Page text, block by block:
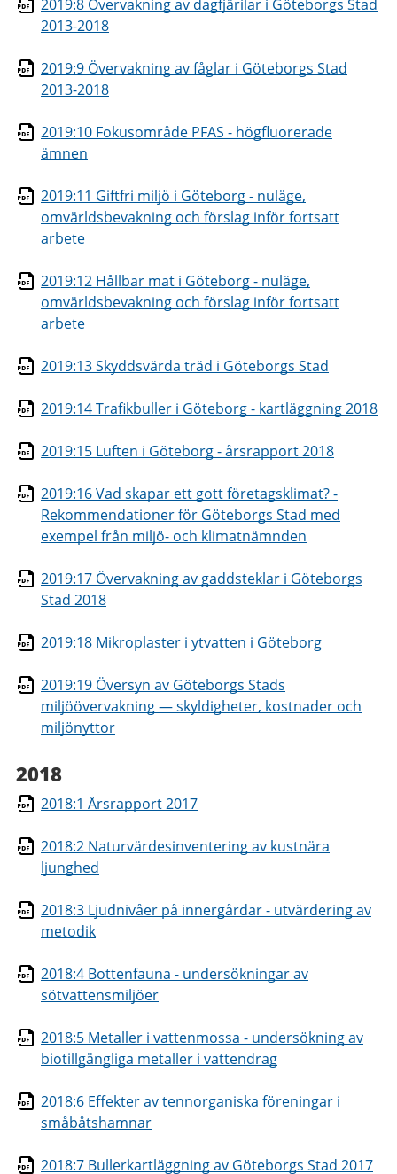
2019:8 Övervakning av dagfjärilar i Göteborgs Stad
2013-2018
2019:9 Övervakning av fåglar i Göteborgs Stad
2013-2018
2019:10 Fokusområde PFAS - högfluorerade
ämnen
2019:11 Giftfri miljö i Göteborg - nuläge,
omvärldsbevakning och förslag inför fortsatt
arbete
2019:12 Hållbar mat i Göteborg - nuläge,
omvärldsbevakning och förslag inför fortsatt
arbete
2019:13 Skyddsvärda träd i Göteborgs Stad
2019:14 Trafikbuller i Göteborg - kartläggning 2018
2019:15 Luften i Göteborg - årsrapport 2018
2019:16 Vad skapar ett gott företagsklimat? -
Rekommendationer för Göteborgs Stad med
exempel från miljö- och klimatnämnden
2019:17 Övervakning av gaddsteklar i Göteborgs
Stad 2018
2019:18 Mikroplaster i ytvatten i Göteborg
2019:19 Översyn av Göteborgs Stads
miljöövervakning — skyldigheter, kostnader och
miljönyttor
2018
2018:1 Årsrapport 2017
2018:2 Naturvärdesinventering av kustnära
ljunghed
2018:3 Ljudnivåer på innergårdar - utvärdering av
metodik
2018:4 Bottenfauna - undersökningar av
sötvattensmiljöer
2018:5 Metaller i vattenmossa - undersökning av
biotillgängliga metaller i vattendrag
2018:6 Effekter av tennorganiska föreningar i
småbåtshamnar
2018:7 Bullerkartläggning av Göteborgs Stad 2017